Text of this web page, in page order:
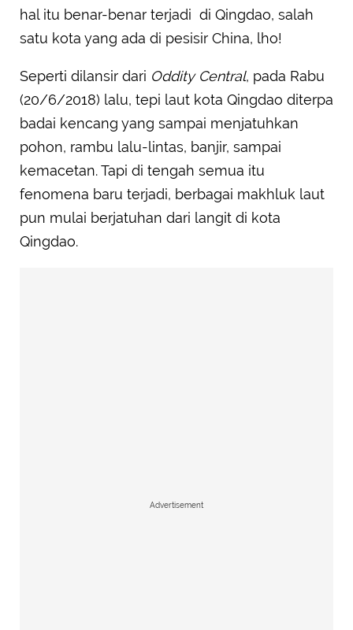
hal itu benar-benar terjadi di Qingdao, salah
satu kota yang ada di pesisir China, lho!
Seperti dilansir dari Oddity Central, pada Rabu
(20/6/2018) lalu, tepi laut kota Qingdao diterpa
badai kencang yang sampai menjatuhkan
pohon, rambu lalu-lintas, banjir, sampai
kemacetan. Tapi di tengah semua itu
fenomena baru terjadi, berbagai makhluk laut
pun mulai berjatuhan dari langit di kota
Qingdao.
Advertisement